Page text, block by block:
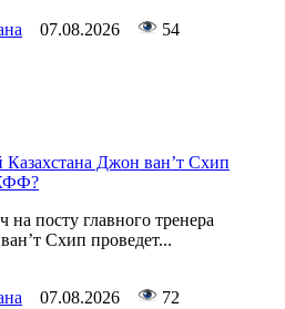
07.08.2026 54
Джон ван’т Схип
посту главного тренера
Схип проведет...
07.08.2026 72